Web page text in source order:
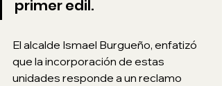
primer edil.
El alcalde Ismael Burgueño, enfatizó
que la incorporación de estas
unidades responde a un reclamo